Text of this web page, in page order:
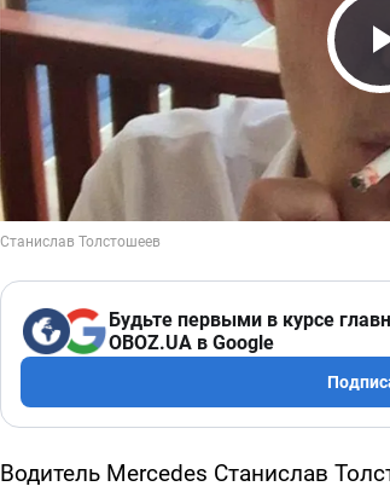
Будьте первыми в курсе
OBOZ.UA в Google
Водитель Mercedes Станислав